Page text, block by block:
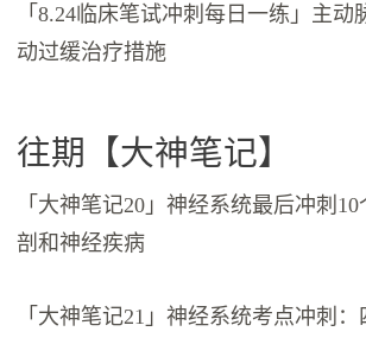
「8.24临床笔试冲刺每日一练」主
动过缓治疗措施
往期【大神笔记】
「大神笔记20」神经系统最后冲刺
剖和神经疾病
「大神笔记21」神经系统考点冲刺